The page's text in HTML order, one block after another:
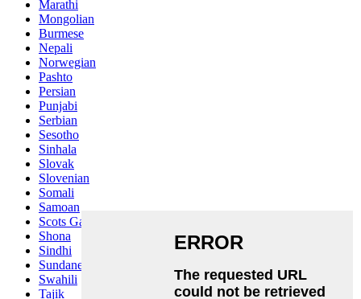
Marathi
Mongolian
Burmese
Nepali
Norwegian
Pashto
Persian
Punjabi
Serbian
Sesotho
Sinhala
Slovak
Slovenian
Somali
Samoan
Scots Gaelic
Shona
Sindhi
Sundanese
Swahili
Tajik